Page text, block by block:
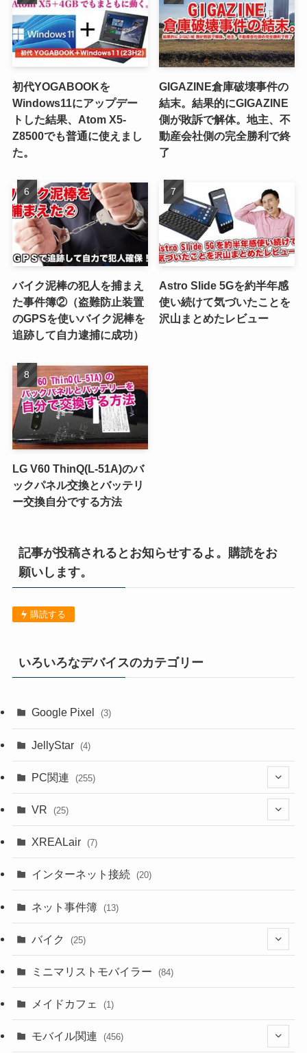
初代YOGABOOKを
Windows11にアップデー
トした結果、Atom X5-
Z8500でも普通に使えまし
た。
GIGAZINE倉庫破壊事件の
結末。結果的にGIGAZINE
側が敗訴で解体。地主、不
動産会社側の完全勝利で終
了
バイク泥棒の犯人を捕まえ
た事件簿②（盗難防止装置
のGPSを使いバイク泥棒を
追跡して自力逮捕に成功）
Astro Slide 5Gを約半年感
使い続けて気づいたことを
沢山まとめたレビュー
LG V60 ThinQ(L-51A)のバ
ックパネル交換とバッテリ
ー交換自分でする方法
記事が投稿されるとお知らせするよ。購読をお
願いします。
購読する
いろいろなデバイスのカテゴリー
Google Pixel (3)
JellyStar (4)
PC関連 (255)
(9)
(1)
(18)
(2)
(10)
VR (25)
(18)
(13)
XREALair (7)
インターネット接続 (20)
ネット事件簿 (13)
バイク (25)
(8)
(23)
ミニマリストモバイラー (84)
メイドカフェ (1)
モバイル関連 (456)